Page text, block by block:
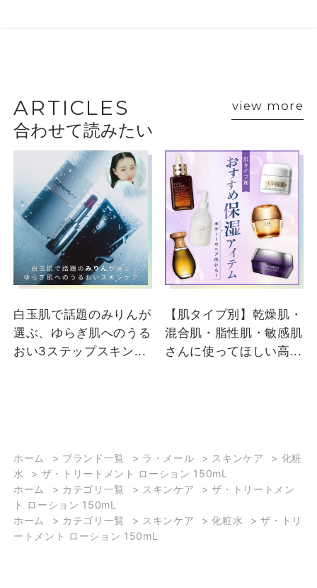
VOICE
ショップスタッフ・ブランド担当者のおすす
めをご紹介
DEPACO BA
釣川
DEPACO BA
ンケア～化粧水～】 12
月も半ばを過ぎ、今年も
残りわずかになってきま
したね…！ 今年1年頑張っ
たご自身への『ご褒美ス
ARTICLES view more
合わせて読みたい
白玉肌で話題のみりんが
選ぶ、ゆらぎ肌へのうる
おい3ステップスキン...
【肌タイプ別】乾燥肌・
混合肌・脂性肌・敏感肌
さんに使ってほしい高...
ホーム > ブランド一覧 > ラ・メール > スキンケア > 化粧
水
> ザ・トリートメント ローション 150mL
ホーム
> カテゴリ一覧 > スキンケア >ザ・トリートメン
ト ローション 150mL
ホーム
> カテゴリ一覧 > スキンケア >化粧水 >ザ・トリ
ートメント ローション 150mL